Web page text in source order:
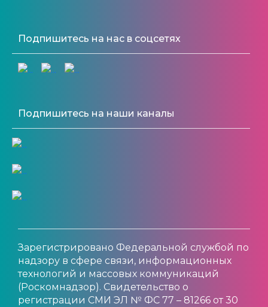
Подпишитесь на нас в соцсетях
Подпишитесь на наши каналы
Зарегистрировано Федеральной службой по
надзору в сфере связи, информационных
технологий и массовых коммуникаций
(Роскомнадзор). Свидетельство о
регистрации СМИ ЭЛ № ФС 77 – 81266 от 30